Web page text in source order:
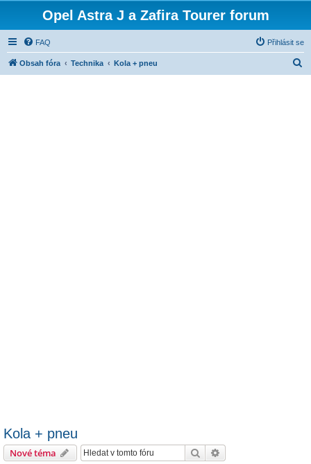
Opel Astra J a Zafira Tourer forum
FAQ Přihlásit se
Obsah fóra Technika Kola + pneu
Kola + pneu
Nové téma Hledat